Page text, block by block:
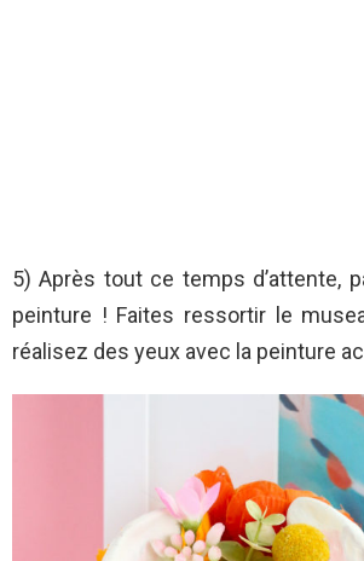
5) Après tout ce temps d’attente,
peinture ! Faites ressortir le
réalisez des yeux avec la peinture